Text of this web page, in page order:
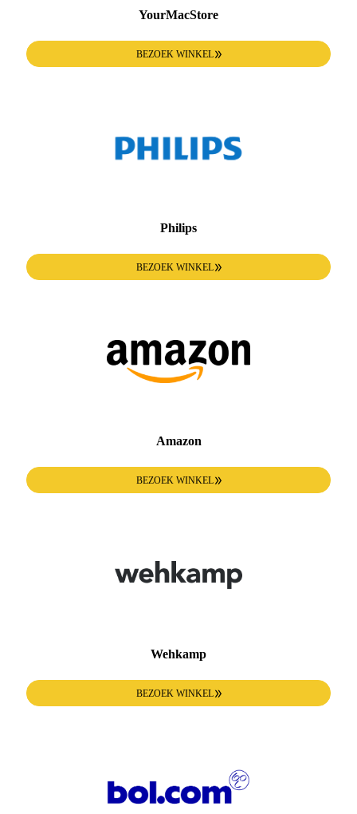
YourMacStore
BEZOEK WINKEL
Philips
BEZOEK WINKEL
Amazon
BEZOEK WINKEL
Wehkamp
BEZOEK WINKEL